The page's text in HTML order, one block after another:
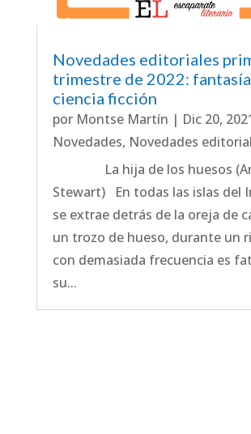
Novedades editoriales
trimestre de 2022:
ciencia ficción
por Montse Martín | Dic 20,
Novedades, Novedades
La hija de los huesos
Stewart) En todas las islas del
se extrae detrás de la oreja de
un trozo de hueso, durante un
con demasiada frecuencia es
su...